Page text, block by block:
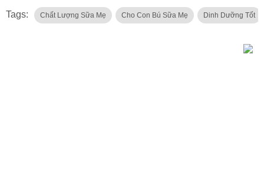
Tags: Chất Lượng Sữa Mẹ Cho Con Bú Sữa Mẹ Dinh Dưỡng Tốt